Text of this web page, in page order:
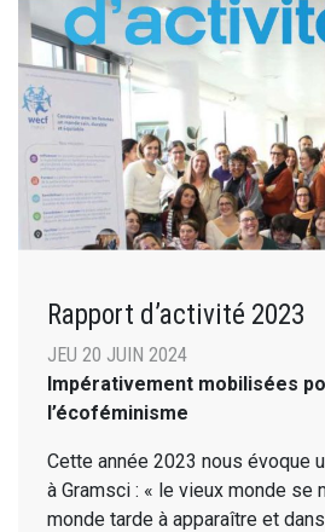
Rapport d’activité 2023
JEU 20 JUIN 2024
Impérativement mobilisées
l’écoféminisme
Cette année 2023 nous évoque
à Gramsci : « le vieux monde se
monde tarde à apparaître et